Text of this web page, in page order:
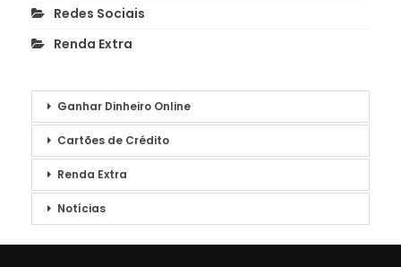
Redes Sociais
Renda Extra
Ganhar Dinheiro Online
Cartões de Crédito
Renda Extra
Notícias